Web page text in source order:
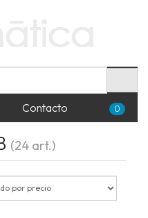
Contacto 0
(24 art.)